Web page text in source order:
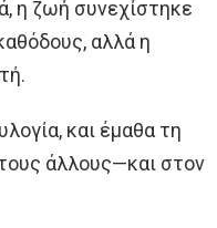
η ζωή συνεχίστηκε
αλλά η
και έμαθα τη
άλλους—και στον